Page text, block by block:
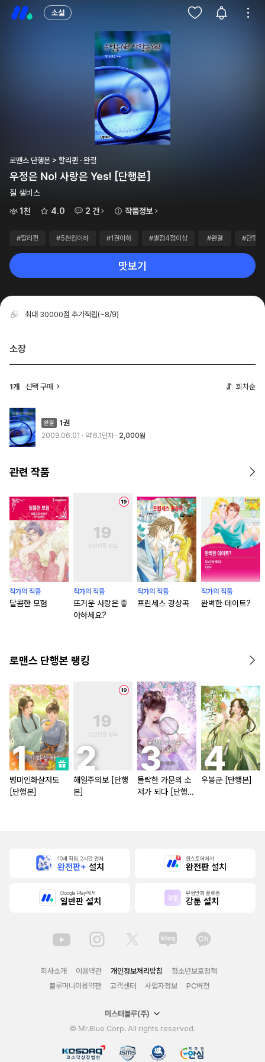
소설
로맨스 단행본 > 할리퀸 · 완결
우정은 No! 사랑은 Yes! [단행본]
질 샐비스
1천
4.0 2 건 작품정보
#할리퀸 #5천원이하 #1권이하 #별점4점이상 #완결 #단행본
맛보기
최대 30000점 추가적립(~8/9)
소장
1개 선택 구매 회차순
1권
2009.06.01 · 약 6.1만자 2,000원
관련 작품
작가의 작품
달콤한 모험
작가의 작품
뜨거운 사랑은 좋
아하세요?
작가의 작품
프린세스 광상곡
작가의 작품
완벽한 데이트?
로맨스 단행본 랭킹
병미인화살저도
[단행본]
해일주의보 [단행
본]
몰락한 가문의 소
저가 되다 [단행
우봉군 [단행본]
10배 적립, 2시간 먼저
완전판+ 설치
원스토어에서
완전판 설치
Google Play에서
일반판 설치
무협만화 플랫폼
강툰 설치
회사소개 이용약관 개인정보처리방침
청소년보호정책
블루머니이용약관
고객센터 사업자정보 PC버전
미스터블루(주)
© Mr.Blue Corp. All rights reserved.